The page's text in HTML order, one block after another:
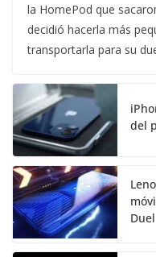
la HomePod que
decidió hacerla más
transportarla para su
del
Duel